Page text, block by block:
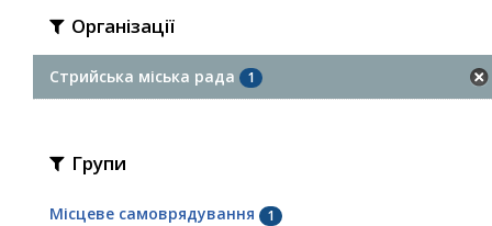
Організації
Стрийська міська рада 1
Групи
Місцеве самоврядування 1